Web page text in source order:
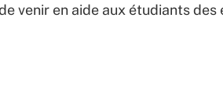
de venir en aide aux étudiants